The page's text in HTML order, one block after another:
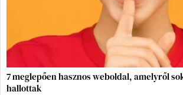
7 meglepően hasznos weboldal, amelyről
hallottak